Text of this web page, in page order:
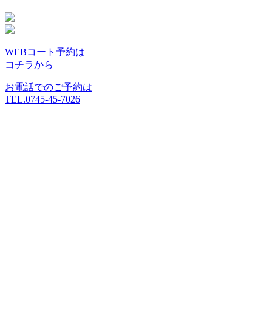
WEBコート予約は
コチラから
お電話でのご予約は
TEL.0745-45-7026